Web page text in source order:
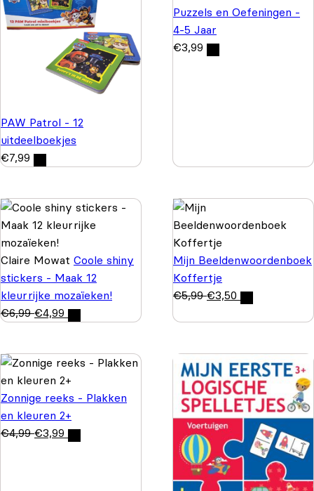
PAW Patrol - 12
uitdeelboekjes
€7,99
Puzzels en Oefeningen -
4-5 Jaar
€3,99
Claire Mowat Coole shiny
stickers - Maak 12
kleurrijke mozaïeken!
€6,99 €4,99
Mijn Beeldenwoordenboek
Koffertje
€5,99 €3,50
Zonnige reeks - Plakken
en kleuren 2+
€4,99 €3,99